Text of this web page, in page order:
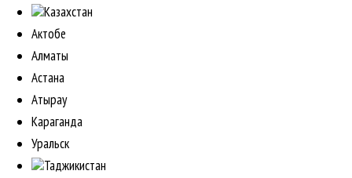
Казахстан
Актобе
Алматы
Астана
Атырау
Караганда
Уральск
Таджикистан